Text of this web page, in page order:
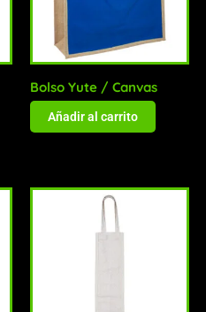
Bolso Yute / Canvas
Añadir al carrito